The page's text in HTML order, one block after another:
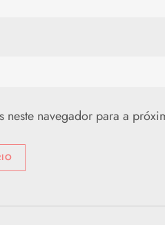
neste navegador para a